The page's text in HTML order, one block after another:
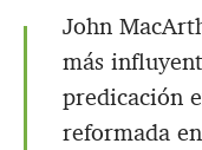
John
más
predicación
reformada